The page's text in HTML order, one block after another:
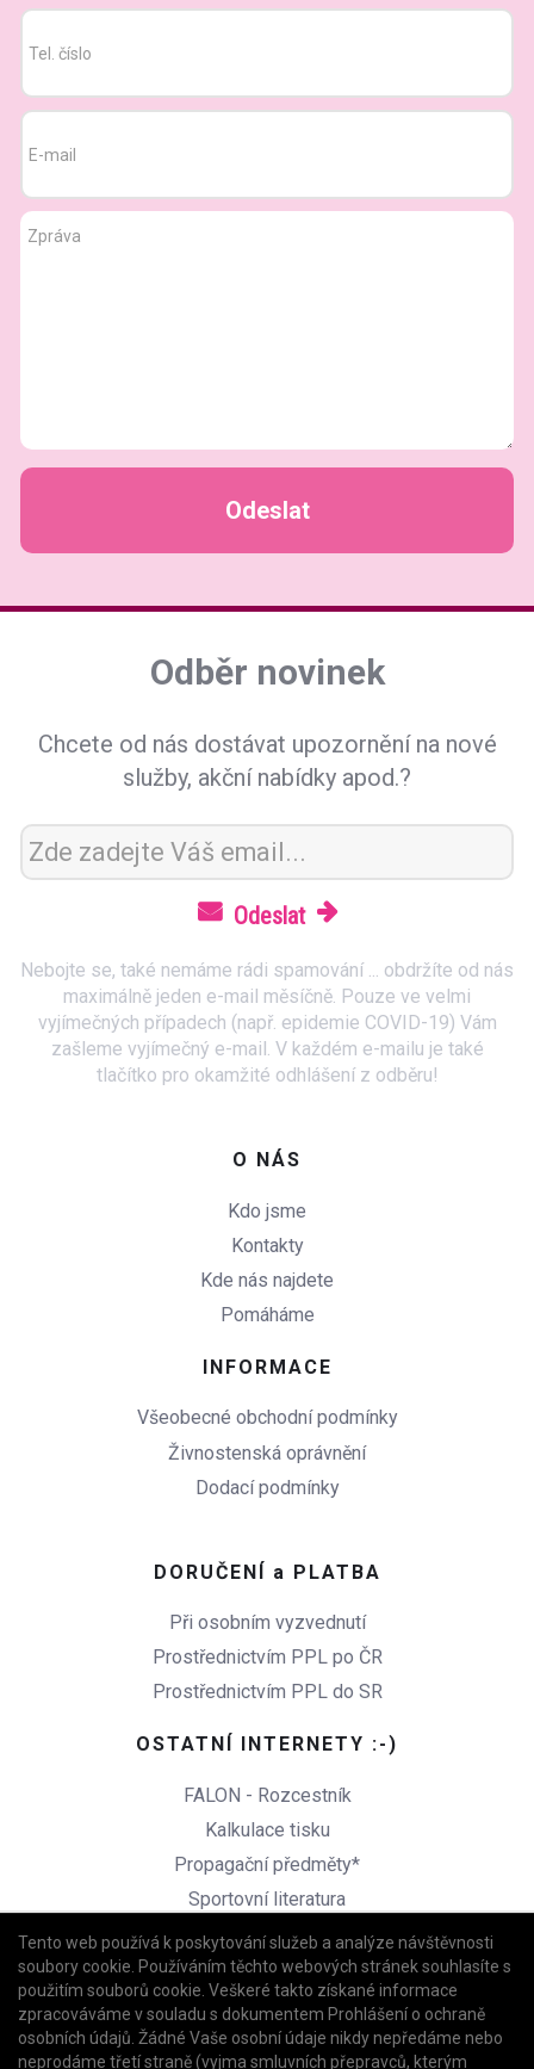
Tento web používá k poskytování služeb a analýze návštěvnosti
soubory cookie. Používáním těchto webových stránek souhlasíte s
použitím souborů cookie. Veškeré takto získané informace
zpracováváme v souladu s dokumentem Prohlášení o ochraně
osobních údajů. Žádné Vaše osobní údaje nikdy nepředáme nebo
neprodáme třetí straně (vyjma smluvních přepravců, kterým
Odeslat
Odběr novinek
Chcete od nás dostávat upozornění na nové
služby, akční nabídky apod.?
Nebojte se, také nemáme rádi spamování ... obdržíte od nás
maximálně jeden e-mail měsíčně. Pouze ve velmi
vyjímečných případech (např. epidemie COVID-19) Vám
zašleme vyjímečný e-mail. V každém e-mailu je také
tlačítko pro okamžité odhlášení z odběru!
O NÁS
Kdo jsme
Kontakty
Kde nás najdete
Pomáháme
INFORMACE
Všeobecné obchodní podmínky
Živnostenská oprávnění
Dodací podmínky
DORUČENÍ a PLATBA
Při osobním vyzvednutí
Prostřednictvím PPL po ČR
Prostřednictvím PPL do SR
OSTATNÍ INTERNETY :-)
FALON - Rozcestník
Kalkulace tisku
Propagační předměty*
Sportovní literatura
Copycentrum Praha 6
Přerolovat na začátek stránky